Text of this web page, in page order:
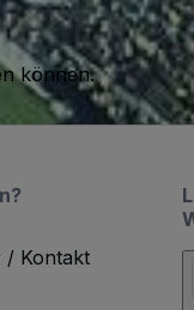
können.
/ Kontakt